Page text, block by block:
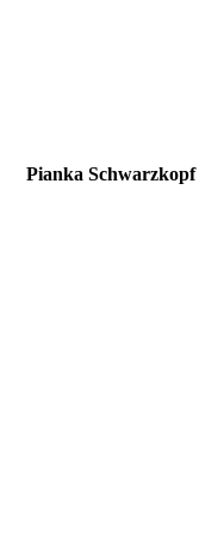
Pianka Schwarzkopf